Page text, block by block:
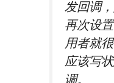
发回调
再次设
用者就
应该写
调。